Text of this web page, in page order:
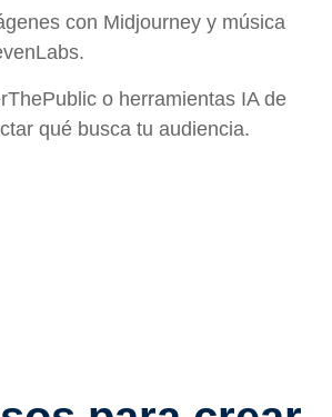
con Midjourney y música
o herramientas IA de
qué busca tu audiencia.